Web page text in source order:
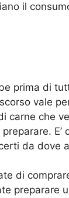
il
prima di
vale
carne che
E’
da dove
di
preparare